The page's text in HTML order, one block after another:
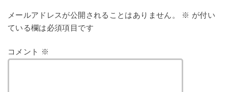
メールアドレスが公開されることはありません。 ※ が付い
ている欄は必須項目です
コメント ※